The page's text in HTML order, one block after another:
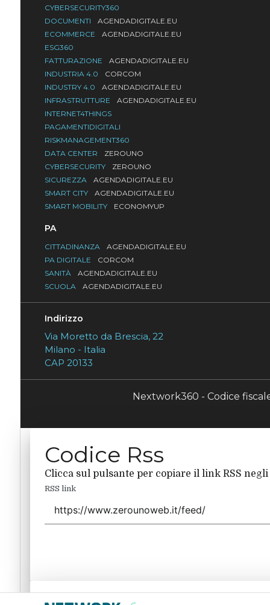
CYBERSECURITY360
DOCUMENTI
AGENDADIGITALE.EU
ECOMMERCE
AGENDADIGITALE.EU
ESG360
FATTURAZIONE
AGENDADIGITALE.EU
INDUSTRIA 4.0
CORCOM
INDUSTRY 4.0
AGENDADIGITALE.EU
INFRASTRUTTURE
AGENDADIGITALE.EU
INTERNET4THINGS
PAGAMENTIDIGITALI
RISKMANAGEMENT360
DATA CENTER
ZEROUNO
CYBERSECURITY
ZEROUNO
SICUREZZA
AGENDADIGITALE.EU
SMART CITY
AGENDADIGITALE.EU
SMART MOBILITY
ECONOMYUP
PA
CITTADINANZA
AGENDADIGITALE.EU
PA DIGITALE
CORCOM
SANITÀ
AGENDADIGITALE.EU
SCUOLA
AGENDADIGITALE.EU
Indirizzo
Via Moretto da Brescia, 22
Milano - Italia
CAP 20133
Nextwork360 - Codice
Codice Rss
Clicca sul pulsante per copiare il link RSS
RSS link